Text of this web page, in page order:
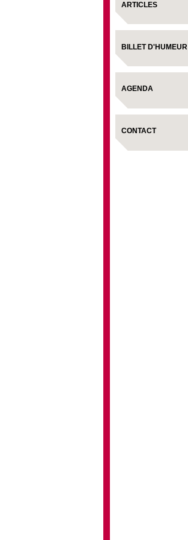
ARTICLES
BILLET D'HUMEUR
AGENDA
CONTACT